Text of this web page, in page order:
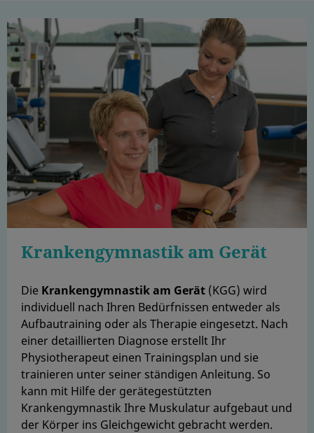
Krankengymnastik am Gerät
Die Krankengymnastik am Gerät (KGG) wird
individuell nach Ihren Bedürfnissen entweder als
Aufbautraining oder als Therapie eingesetzt. Nach
einer detaillierten Diagnose erstellt Ihr
Physiotherapeut einen Trainingsplan und sie
trainieren unter seiner ständigen Anleitung. So
kann mit Hilfe der gerätegestützten
Krankengymnastik Ihre Muskulatur aufgebaut und
der Körper ins Gleichgewicht gebracht werden.